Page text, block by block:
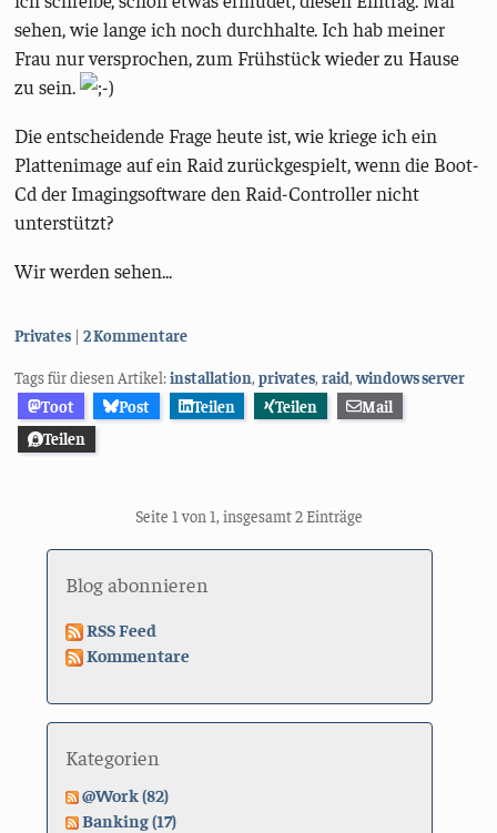
sehen, wie lange ich noch durchhalte. Ich hab meiner
Frau nur versprochen, zum Frühstück wieder zu Hause
zu sein.
Die entscheidende Frage heute ist, wie kriege ich ein
Plattenimage auf ein Raid zurückgespielt, wenn die Boot-
Cd der Imagingsoftware den Raid-Controller nicht
unterstützt?
Wir werden sehen...
Kategorien:
Privates 2 Kommentare
Tags für diesen Artikel:installation,privates,raid,windows server
Toot
Post Teilen Teilen
Mail
Teilen
Seite 1 von 1, insgesamt 2 Einträge
Blog abonnieren
RSS Feed
Kommentare
Kategorien
@Work (82)
Banking (17)